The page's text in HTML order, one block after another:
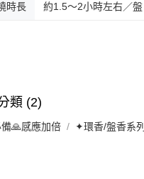
時長 約1.5～2小時左右／盤
類 (2)
🙏感應加倍 ✦環香/盤香系列